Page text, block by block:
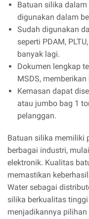
Batuan silika
digunakan dalam
Sudah digunakan
seperti PDAM,
banyak lagi.
Dokumen lengkap
MSDS,
Kemasan dapat
atau jumbo bag 1
pelanggan.
Batuan silika memiliki
berbagai industri,
elektronik. Kualitas
memastikan
Water sebagai
silika berkualitas
menjadikannya